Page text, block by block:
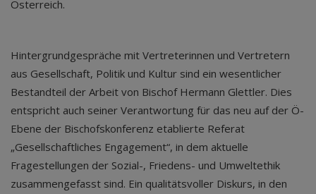
Österreich.
Hintergrundgespräche mit Vertreterinnen und Vertretern
aus Gesellschaft, Politik und Kultur sind ein wesentlicher
Bestandteil der Arbeit von Bischof Hermann Glettler. Dies
entspricht auch seiner Verantwortung für das neu auf der Ö-
Ebene der Bischofskonferenz etablierte Referat
„Gesellschaftliches Engagement“, in dem aktuelle
Fragestellungen der Sozial-, Friedens- und Umweltethik
zusammengefasst sind. Ein qualitätsvoller Diskurs, in den